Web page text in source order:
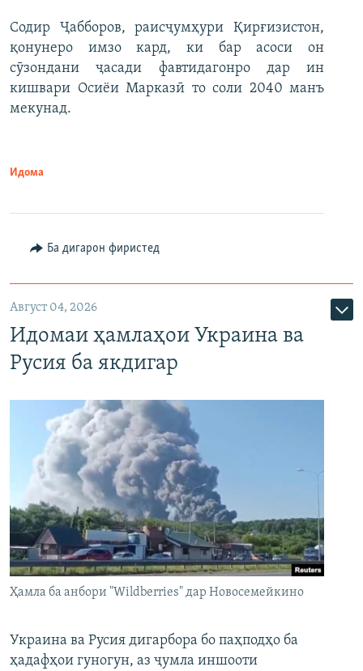
Содир Ҷабборов, раисҷумҳури Қирғизистон,
қонунеро имзо кард, ки бар асоси он
сӯзондани ҷасади фавтидагонро дар ин
кишвари Осиёи Марказӣ то соли 2040 манъ
мекунад.
Идома
Ба дигарон фиристед
Август 04, 2026
Идомаи ҳамлаҳои Украина ва
Русия ба якдигар
Ҳамла ба анбори "Wildberries" дар Новосемейкино
Украина ва Русия дигарбора бо паҳподҳо ба
ҳадафҳои гуногун, аз ҷумла иншооти